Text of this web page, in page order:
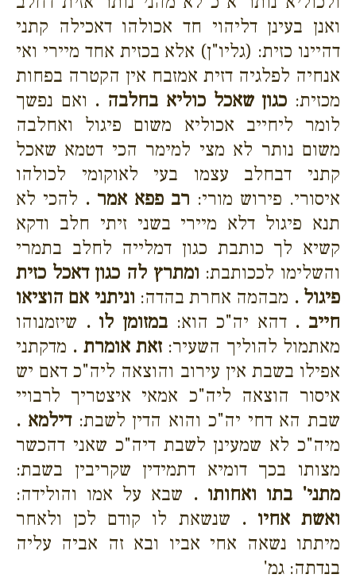
ואנן בעינן דליהוי חד אכולהו דאכילה קתני
דהיינו כזית: (גליו"ן) אלא בכזית אחד מיירי ואי
אנחיה לפלגיה דזית אמזבח אין הקטרה בפחות
מכזית: כגון שאכל כוליא בחלבה . ואם נפשך
לומר ליחייב אכוליא משום פיגול ואחלבה
משום נותר לא מצי למימר הכי דטמא שאכל
קתני דבחלב עצמו בעי לאוקומי לכולהו
איסורי. פירוש מורי: רב פפא אמר . להכי לא
תנא פיגול דלא מיירי בשני זיתי חלב ודקא
קשיא לך כותבת כגון דמלייה לחלב בתמרי
והשלימו לככותבת: ומתרץ לה כגון דאכל כזית
פיגול . מבהמה אחרת בהדה: וניתני אם הוציאו
חייב . דהא יה"כ הוא:במזומן לו . שיזמנוהו
מאתמול להוליך השעיר: זאת אומרת . מדקתני
אפילו בשבת אין עירוב והוצאה ליה"כ דאם יש
איסור הוצאה ליה"כ אמאי איצטריך לרבויי
שבת הא דחי יה"כ והוא הדין לשבת:דילמא .
מיה"כ לא שמעינן לשבת דיה"כ שאני דהכשר
מצותו בכך דומיא דתמידין שקריבין בשבת:
מתני' בתו ואחותו . שבא על אמו והולידה:
ואשת אחיו . שנשאת לו קודם לכן ולאחר
מיתתו נשאה אחי אביו ובא זה אביה עליה
בנדתה: גמ'